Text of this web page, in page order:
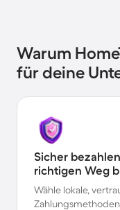
Warum
für deine
Sicher
richtigen Weg
Wähle lokale,